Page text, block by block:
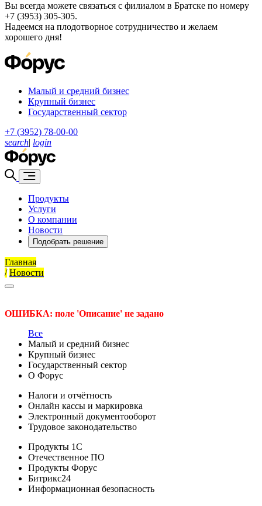
Вы всегда можете связаться с филиалом в Братске по номеру
+7 (3953) 305-305.
Надеемся на плодотворное сотрудничество и желаем
хорошего дня!
Малый и средний бизнес
Крупный бизнес
Государственный сектор
+7 (3952) 78-00-00
search| login
Продукты
Услуги
О компании
Новости
Подобрать решение
Главная
/ Новости
ОШИБКА: поле 'Описание' не задано
Все
Малый и средний бизнес
Крупный бизнес
Государственный сектор
О Форус
Налоги и отчётность
Онлайн кассы и маркировка
Электронный документооборот
Трудовое законодательство
Продукты 1С
Отечественное ПО
Продукты Форус
Битрикс24
Информационная безопасность